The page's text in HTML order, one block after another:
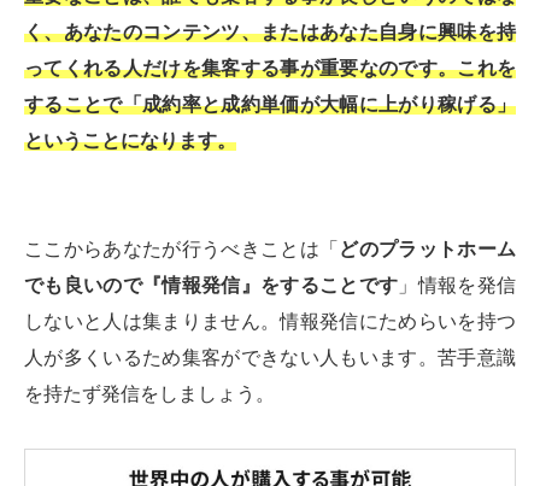
く、あなたのコンテンツ、またはあなた自身に興味を持
ってくれる人だけを集客する事が重要なのです。これを
することで「成約率と成約単価が大幅に上がり稼げる」
ということになります。
ここからあなたが行うべきことは「 どのプラットホーム
でも良いので『情報発信』をすることです 」情報を発信
しないと人は集まりません。情報発信にためらいを持つ
人が多くいるため集客ができない人もいます。苦手意識
を持たず発信をしましょう。